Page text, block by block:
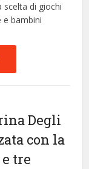
di giochi
e bambini
Degli
con la
tre